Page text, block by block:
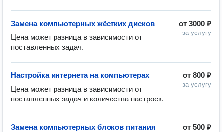
от 3000 ₽
за услугу
Замена компьютерных жёстких дисков
Цена может разница в зависимости от
поставленных задач.
от 800 ₽
за услугу
Настройка интернета на компьютерах
Цена может разница в зависимости от
поставленных задач и количества настроек.
от 500 ₽
Замена компьютерных блоков питания